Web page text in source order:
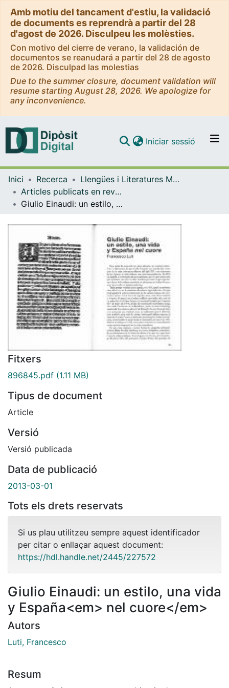
Amb motiu del tancament d'estiu, la validació
de documents es reprendrà a partir del 28
d'agost de 2026. Disculpeu les molèsties.
Con motivo del cierre de verano, la validación de
documentos se reanudará a partir del 28 de agosto
de 2026. Disculpad las molestias
Due to the summer closure, document validation will
resume starting August 28, 2026. We apologize for
any inconvenience.
Navega per tot el DD
Iniciar sessió (current)
Inici Recerca
Llengües i Literatures Modernes i Estudis Anglesos
Articles publicats en revistes (Llengües i Literatures Modernes i Estudis Anglesos)
Giulio Einaudi: un estilo, una vida y España<em> nel cuore</em>
Fitxers
896845.pdf (1.11 MB)
Tipus de document
Article
Versió
Versió publicada
Data de publicació
2013-03-01
Tots els drets reservats
Si us plau utilitzeu sempre aquest identificador
per citar o enllaçar aquest document:
https://hdl.handle.net/2445/227572
Giulio Einaudi: un estilo, una vida
y España<em> nel cuore</em>
Autors
Luti, Francesco
Resum